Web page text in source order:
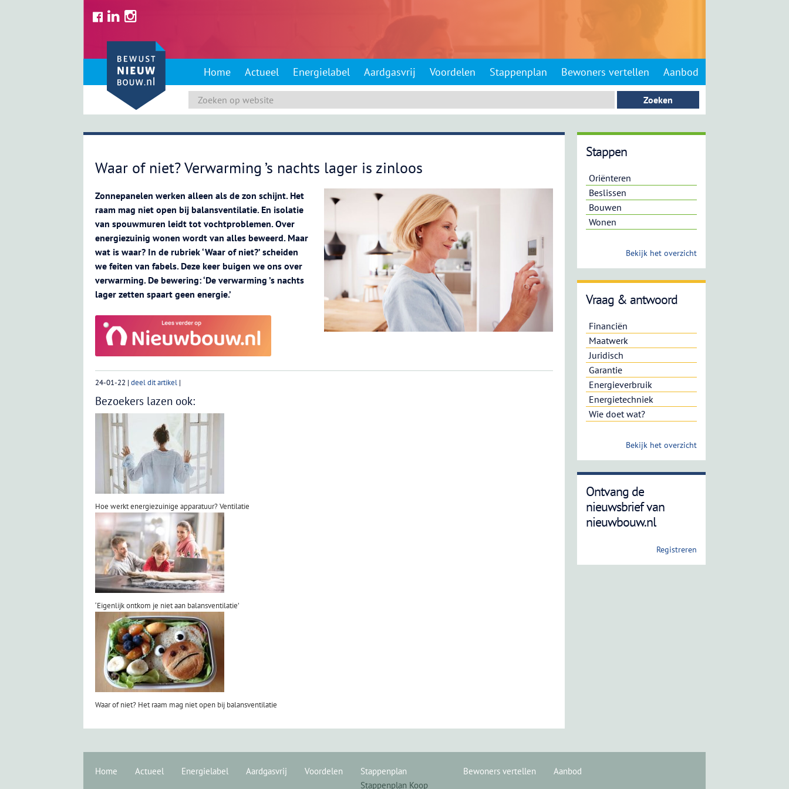
Home Actueel Energielabel Aardgasvrij Voordelen Stappenplan Bewoners vertellen Aanbod
Waar of niet? Verwarming ’s nachts lager is zinloos
Zonnepanelen werken alleen als de zon schijnt. Het
raam mag niet open bij balansventilatie. En isolatie
van spouwmuren leidt tot vochtproblemen. Over
energiezuinig wonen wordt van alles beweerd. Maar
wat is waar? In de rubriek ‘Waar of niet?’ scheiden
we feiten van fabels. Deze keer buigen we ons over
verwarming. De bewering: ‘De verwarming ’s nachts
lager zetten spaart geen energie.’
24-01-22 | deel dit artikel |
Bezoekers lazen ook:
Hoe werkt energiezuinige apparatuur? Ventilatie
‘Eigenlijk ontkom je niet aan balansventilatie’
Waar of niet? Het raam mag niet open bij balansventilatie
Stappen
Oriënteren
Beslissen
Bouwen
Wonen
Bekijk het overzicht
Vraag & antwoord
Financiën
Maatwerk
Juridisch
Garantie
Energieverbruik
Energietechniek
Wie doet wat?
Bekijk het overzicht
Ontvang de
nieuwsbrief van
nieuwbouw.nl
Registreren
Home Actueel Energielabel Aardgasvrij Voordelen
Stappenplan
Stappenplan Koop
Bewoners vertellen Aanbod